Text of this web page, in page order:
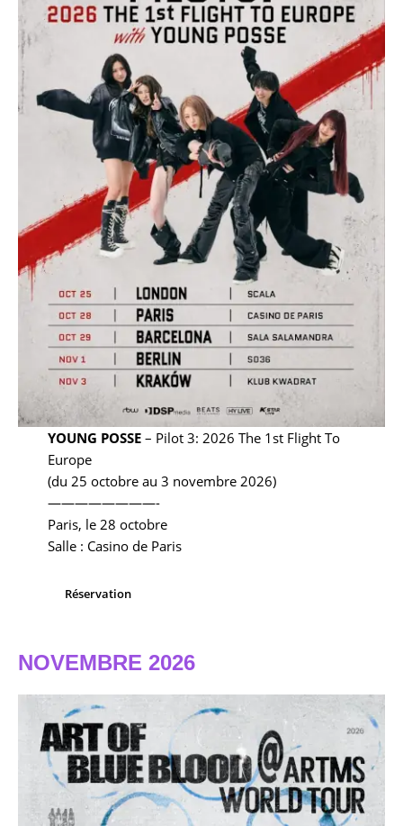
YOUNG POSSE– Pilot 3: 2026 The 1st Flight To
Europe
(du 25 octobre au 3 novembre 2026)
————————-
Paris, le 28 octobre
Salle : Casino de Paris
Réservation
NOVEMBRE 2026